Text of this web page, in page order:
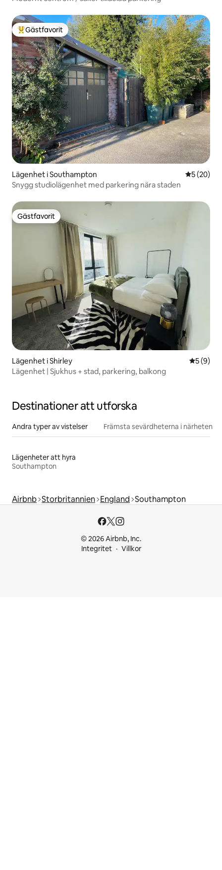
Populär gästfavorit
Gästfavorit
Lägenhet i Southampton 5 av 5 i
5 (20)
Snygg studiolägenhet med parkering nära staden
Gästfavorit
Gästfavorit
Lägenhet i Shirley 5 av 5 i
5 (9)
Lägenhet | Sjukhus + stad, parkering, balkong
Destinationer att utforska
Andra typer av vistelser Främsta sevärdheterna i närheten
Lägenheter att hyra
Southampton
Airbnb Storbritannien England Southampton
© 2026 Airbnb, Inc.
Integritet
Villkor